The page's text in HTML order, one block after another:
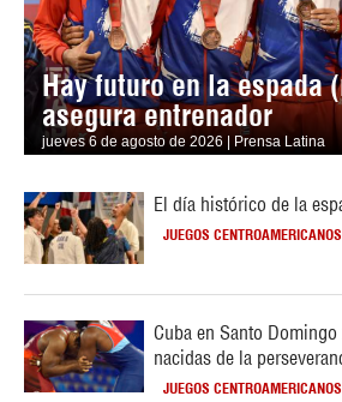
Hay futuro en la espada
asegura entrenador
jueves 6 de agosto de 2026 | Prensa Latina
El día histórico de la
JUEGOS
Cuba en Santo
nacidas de la
JUEGOS